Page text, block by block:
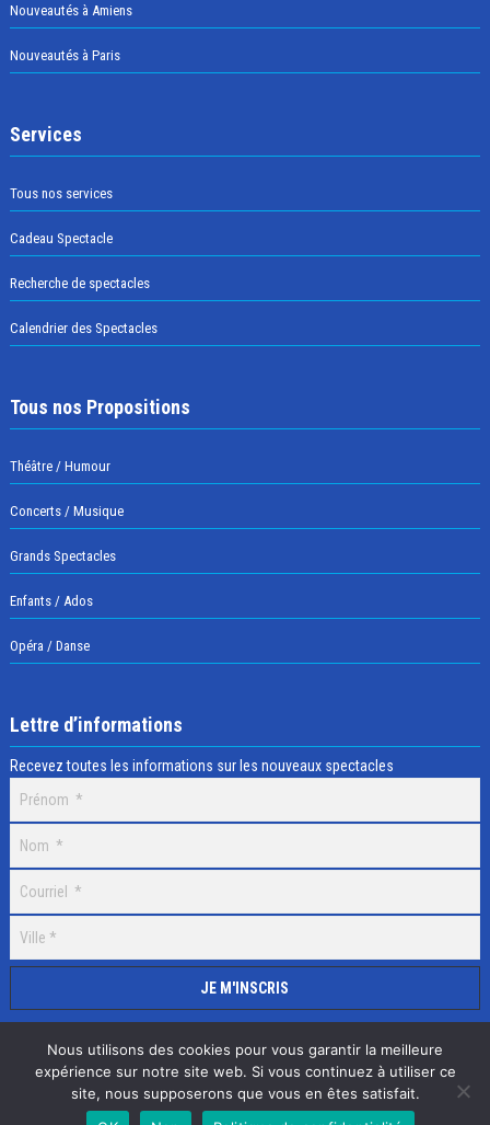
Nouveautés à Amiens
Nouveautés à Paris
Services
Tous nos services
Cadeau Spectacle
Recherche de spectacles
Calendrier des Spectacles
Tous nos Propositions
Théâtre / Humour
Concerts / Musique
Grands Spectacles
Enfants / Ados
Opéra / Danse
Lettre d’informations
Recevez toutes les informations sur les nouveaux spectacles
Selectick © 2020 Tous droits réservés, RéalisationAdamaco
Nous utilisons des cookies pour vous garantir la meilleure
expérience sur notre site web. Si vous continuez à utiliser ce
site, nous supposerons que vous en êtes satisfait.